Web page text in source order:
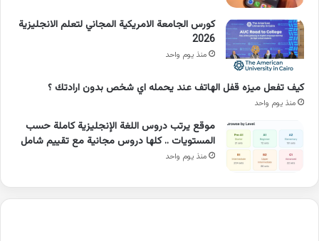
كورس الجامعة الامريكية المجاني لتعلم الانجليزية
2026
منذ يوم واحد
كيف تفعل ميزه قفل الهاتف عند يحمله اي شخص بدون ارادتك ؟
منذ يوم واحد
موقع يرتب دروس اللغة الإنجليزية كاملة حسب
المستويات .. كلها دروس مجانية مع تقييم شامل
منذ يوم واحد